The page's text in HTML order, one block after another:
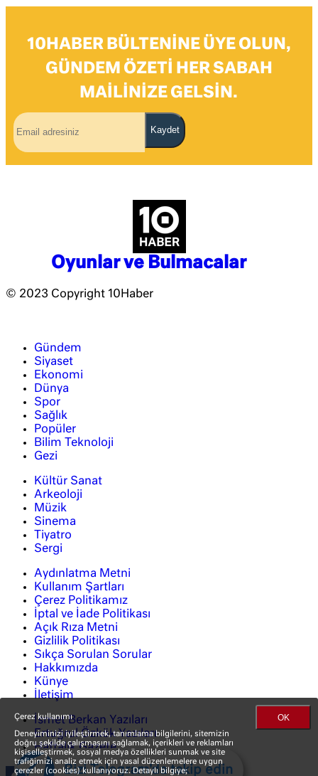
10HABER BÜLTENINE ÜYE OLUN,
GÜNDEM ÖZETI HER SABAH
MAILINIZE GELSIN.
Kaydet
Oyunlar ve Bulmacalar
© 2023 Copyright 10Haber
Gündem
Siyaset
Ekonomi
Dünya
Spor
Sağlık
Popüler
Bilim Teknoloji
Gezi
Kültür Sanat
Arkeoloji
Müzik
Sinema
Tiyatro
Sergi
Aydınlatma Metni
Kullanım Şartları
Çerez Politikamız
İptal ve İade Politikası
Açık Rıza Metni
Gizlilik Politikası
Sıkça Sorulan Sorular
Hakkımızda
Künye
İletişim
İsmet Berkan Yazıları
Ertuğrul Özkök Yazıları
Haftalık Gazete
OK
Çerez kullanımı
Deneyiminizi iyileştirmek, tanımlama bilgilerini, sitemizin
doğru şekilde çalışmasını sağlamak, içerikleri ve reklamları
kişiselleştirmek, sosyal medya özellikleri sunmak ve site
trafiğimizi analiz etmek için yasal düzenlemelere uygun
çerezler (cookies) kullanıyoruz. Detaylı bilgiye;
Bizi Telegram'da takip edin